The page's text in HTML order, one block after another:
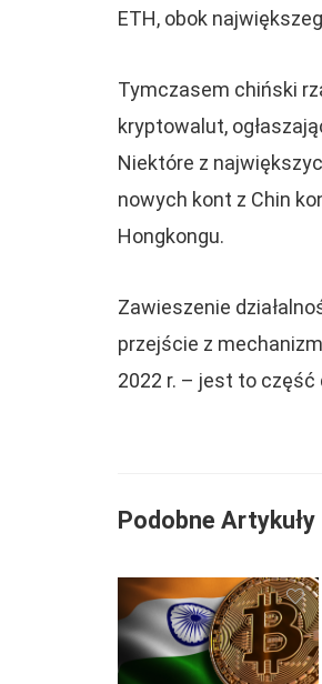
ETH, obok
Tymczasem chiński
kryptowalut,
Niektóre z
nowych kont z Chin
Hongkongu.
Zawieszenie
przejście z
2022 r. – jest to część
Podobne Artykuły